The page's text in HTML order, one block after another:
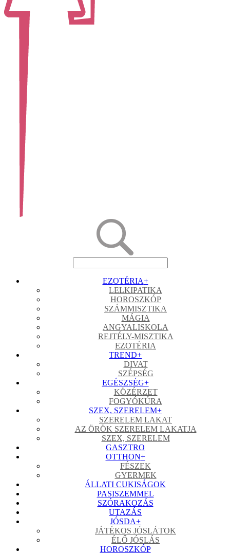
EZOTÉRIA+
LELKIPATIKA
HOROSZKÓP
SZÁMMISZTIKA
MÁGIA
ANGYALISKOLA
REJTÉLY-MISZTIKA
EZOTÉRIA
TREND+
DIVAT
SZÉPSÉG
EGÉSZSÉG+
KÖZÉRZET
FOGYÓKÚRA
SZEX, SZERELEM+
SZERELEM LAKAT
AZ ÖRÖK SZERELEM LAKATJA
SZEX, SZERELEM
GASZTRO
OTTHON+
FÉSZEK
GYERMEK
ÁLLATI CUKISÁGOK
PASISZEMMEL
SZÓRAKOZÁS
UTAZÁS
JÓSDA+
JÁTÉKOS JÓSLÁTOK
ÉLŐ JÓSLÁS
HOROSZKÓP